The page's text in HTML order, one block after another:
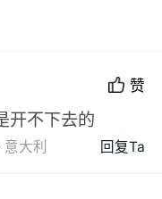
赞
开不下去的
意大利 回复Ta